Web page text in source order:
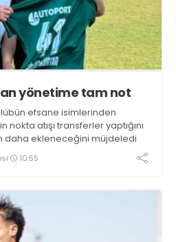
yönetime tam not
efsane isimlerinden
atışı transferler yaptığını
daha ekleneceğini müjdeledi
10:55